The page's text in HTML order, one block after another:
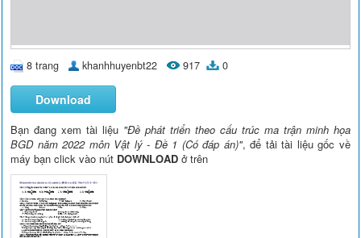
8 trang khanhhuyenbt22 917 0
Download
Bạn đang xem tài liệu "Đề phát triển theo cấu trúc ma trận minh họa
BGD năm 2022 môn Vật lý - Đề 1 (Có đáp án)", để tải tài liệu gốc về
máy bạn click vào nút DOWNLOAD ở trên